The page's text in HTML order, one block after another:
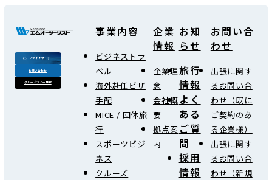
フライトサーチ
お問い合わせ
クルーズツアー検索
事業内容
ビジネストラ
ベル
海外赴任ビザ
手配
MICE / 団体旅
行
スポーツビジ
ネス
クルーズ
企業
情報
企業理
念
会社概
要
拠点案
内
お知
らせ
旅行
情報
よく
ある
ご質
問
採用
情報
お問い合
わせ
出張に関す
るお問い合
わせ（既に
ご契約のあ
る企業様）
出張に関す
るお問い合
わせ（新規